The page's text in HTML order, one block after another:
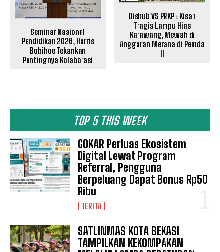
TOP 5 THIS WEEK
GOKAR Perluas Ekosistem
Digital Lewat Program
Referral, Pengguna
Berpeluang Dapat Bonus Rp50
Ribu
BERITA
SATLINMAS KOTA BEKASI
TAMPILKAN KEKOMPAKAN
Seminar Nasional
Pendidikan 2026, Harris
Bobihoe Tekankan
Pentingnya Kolaborasi
Dishub VS PRKP : Kisah
Tragis Lampu Hias
Karawang, Mewah di
Anggaran Merana di Pemda